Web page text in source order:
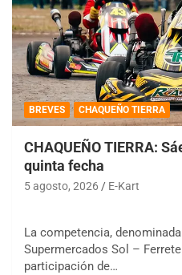
BREVES CHAQUEÑO TIERRA
CHAQUEÑO TIERRA:
quinta fecha
5 agosto, 2026 E-Kart
La competencia,
Supermercados Sol –
participación de…